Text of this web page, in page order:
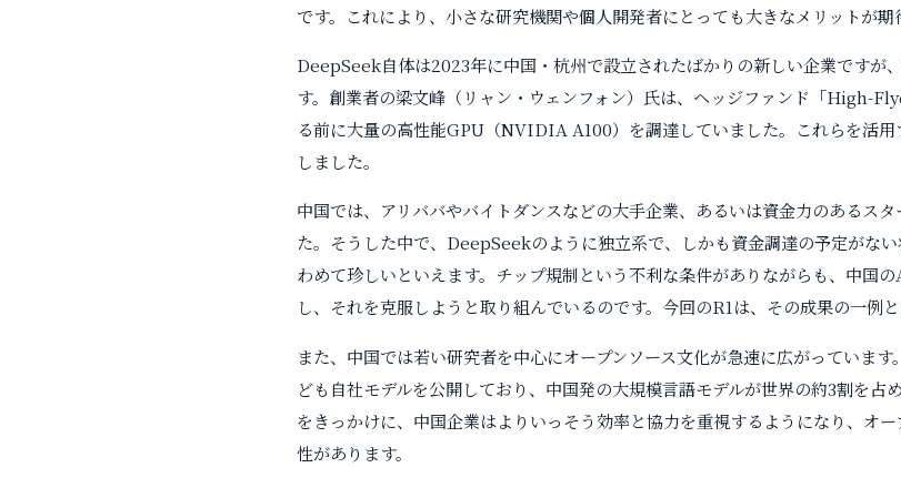
です。これにより、小さな研究機関や個人開発者にとっても大きなメリットが期
DeepSeek自体は2023年に中国・杭州で設立されたばかりの新しい企業ですが
す。創業者の梁文峰（リャン・ウェンフォン）氏は、ヘッジファンド「High-
る前に大量の高性能GPU（NVIDIA A100）を調達していました。これらを活用
しました。
中国では、アリババやバイトダンスなどの大手企業、あるいは資金力のあるス
た。そうした中で、DeepSeekのように独立系で、しかも資金調達の予定がな
わめて珍しいといえます。チップ規制という不利な条件がありながらも、中国
し、それを克服しようと取り組んでいるのです。今回のR1は、その成果の一例と
また、中国では若い研究者を中心にオープンソース文化が急速に広がっていま
ども自社モデルを公開しており、中国発の大規模言語モデルが世界の約3割を占
をきっかけに、中国企業はよりいっそう効率と協力を重視するようになり、オ
性があります。